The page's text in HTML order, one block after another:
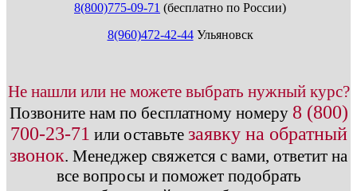
8(800)775-09-71 (бесплатно по России)
8(960)472-42-44Ульяновск
Не нашли или не можете выбрать нужный курс?
Позвоните нам по бесплатному номеру 8 (800)
700-23-71 или оставьте заявку на обратный
звонок. Менеджер свяжется с вами, ответит на
все вопросы и поможет подобрать